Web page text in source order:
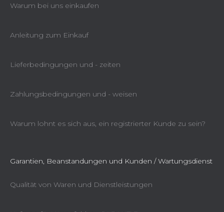
Warum bei uns einkaufen
Anleitung zum Einkauf
Lieferbedingungen und - zeiten
Zahlungsbedingungen und - weisen
Warum lohnt es sich aus, ein registrierter Kunde zu sein?
Garantien, Beanstandungen und Kunden / Wartungsdienst
Qualität von Waren und Dienstleistungen